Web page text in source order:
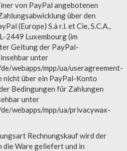
von PayPal angebotenen
über den
(Europe) S.à r.l. et Cie, S.C.A.,
2449 Luxembourg (im
Geltung der PayPal-
unter
webapps/mpp/ua/useragreement-
nicht über ein PayPal-Konto
Bedingungen für Zahlungen
unter
webapps/mpp/ua/privacywax-
Rechnungskauf wird der
die Ware geliefert und in